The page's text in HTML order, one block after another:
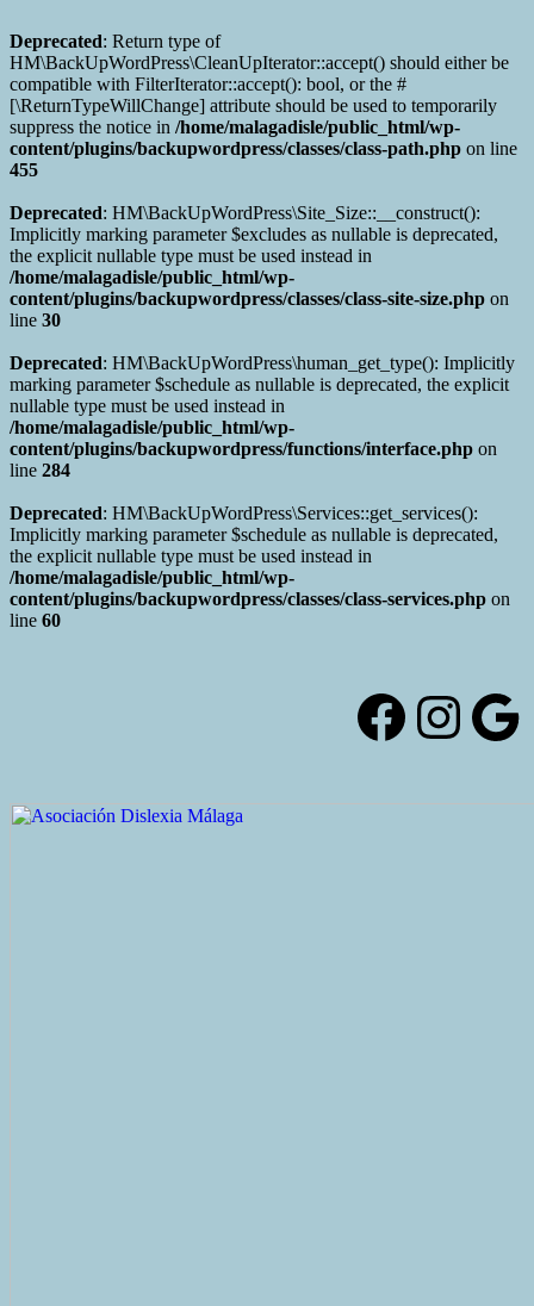
Deprecated: Return type of
HM\BackUpWordPress\CleanUpIterator::accept() should either be
compatible with FilterIterator::accept(): bool, or the #
[\ReturnTypeWillChange] attribute should be used to temporarily
suppress the notice in /home/malagadisle/public_html/wp-
content/plugins/backupwordpress/classes/class-path.php on line
455
Deprecated: HM\BackUpWordPress\Site_Size::__construct():
Implicitly marking parameter $excludes as nullable is deprecated,
the explicit nullable type must be used instead in
/home/malagadisle/public_html/wp-
content/plugins/backupwordpress/classes/class-site-size.php on
line 30
Deprecated: HM\BackUpWordPress\human_get_type(): Implicitly
marking parameter $schedule as nullable is deprecated, the explicit
nullable type must be used instead in
/home/malagadisle/public_html/wp-
content/plugins/backupwordpress/functions/interface.php on
line 284
Deprecated: HM\BackUpWordPress\Services::get_services():
Implicitly marking parameter $schedule as nullable is deprecated,
the explicit nullable type must be used instead in
/home/malagadisle/public_html/wp-
content/plugins/backupwordpress/classes/class-services.php on
line 60
Alternar